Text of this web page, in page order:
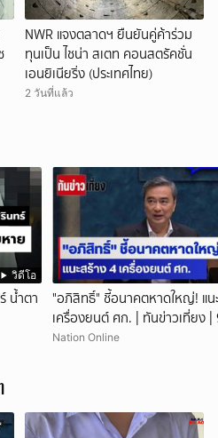
NWR แจงตลาดฯ ยืนยันคู่ค้าร่วม
ทุนเป็น ไชน่า สเตท คอนสตรัคชั่น
เอนยิเนียริ่ง (ประเทศไทย)
2 วันที่แล้ว
วิดีโอ
น้ำตา
"อภิสิทธิ์" ชี้อนาคตหาดใหญ่! แน
เครื่องยนต์ ศก. | ทันข่าวเที่ยง |
69 | NationTV22
Nation Online